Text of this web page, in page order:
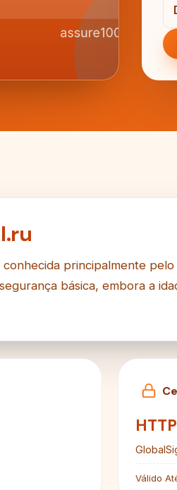
principalmente
básica, embora a
Válido